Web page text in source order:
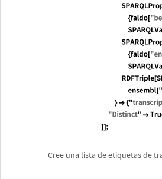
Cree una lista de etiquetas de